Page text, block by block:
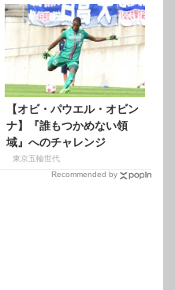
【オビ・パウエル・オビン
ナ】『誰もつかめない領
域』へのチャレンジ
東京五輪世代
Recommended by